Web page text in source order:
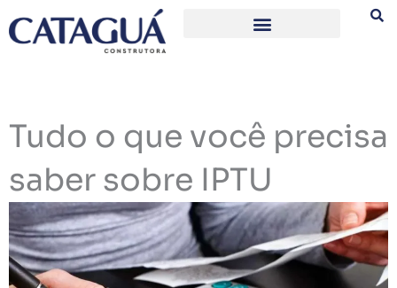
para
Tudo o que você precisa
saber sobre IPTU